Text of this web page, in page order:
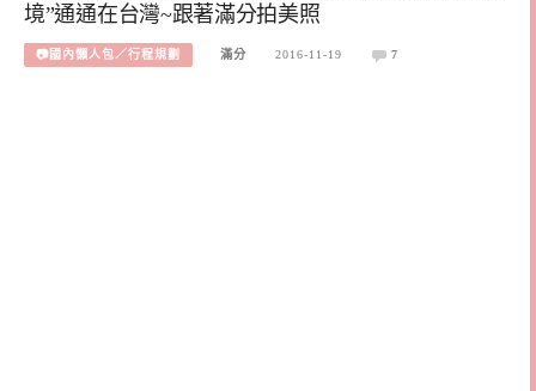
境”通通在台灣~跟著滿分拍美照
📷國內懶人包／行程規劃 滿分 2016-11-19 7